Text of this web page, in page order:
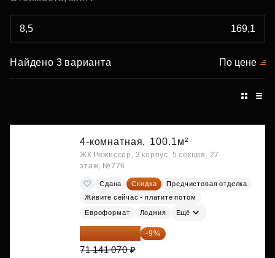
Найдено 3 варианта По цене
4-комнатная, 100.1м²
ЖК Режиссер, 3 корпус, 5 секция, 27
этаж, №776
Сдана Скидка
Предчистовая отделка
Живите сейчас - платите потом
Евроформат Лоджия Ещё
64 738 374 ₽ -9%
71 141 070 ₽